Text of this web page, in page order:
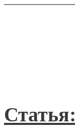
Статья: